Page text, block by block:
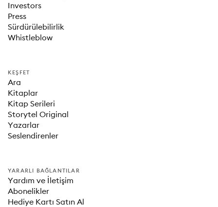
Investors
Press
Sürdürülebilirlik
Whistleblow
KEŞFET
Ara
Kitaplar
Kitap Serileri
Storytel Original
Yazarlar
Seslendirenler
YARARLI BAĞLANTILAR
Yardım ve İletişim
Abonelikler
Hediye Kartı Satın Al